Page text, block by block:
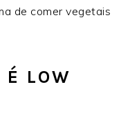
de comer vegetais
É LOW